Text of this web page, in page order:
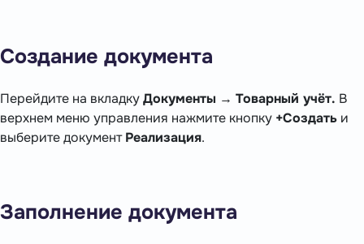
Создание документа
Перейдите на вкладкуДокументы → Товарный учёт. В
верхнем меню управления нажмите кнопку +Создать и
выберите документРеализация.
Заполнение документа